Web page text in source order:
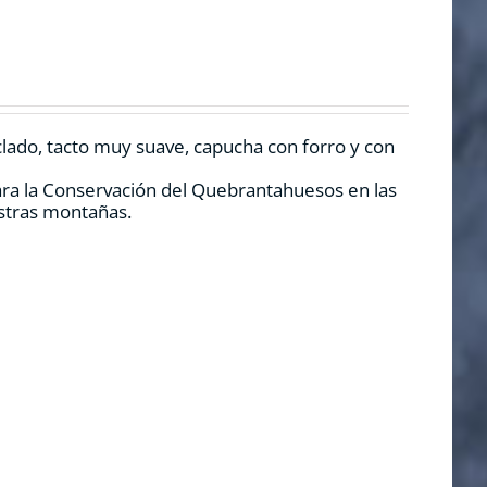
tacto muy suave, capucha con forro y con
la Conservación del Quebrantahuesos en las
montañas.